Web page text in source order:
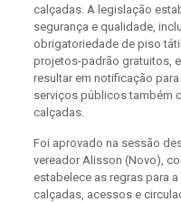
calçadas. A legislação
segurança e qualidade,
obrigatoriedade de piso
projetos-padrão gratuitos,
resultar em notificação
serviços públicos também
calçadas.
Foi aprovado na sessão
vereador Alisson (Novo),
estabelece as regras para
calçadas, acessos e